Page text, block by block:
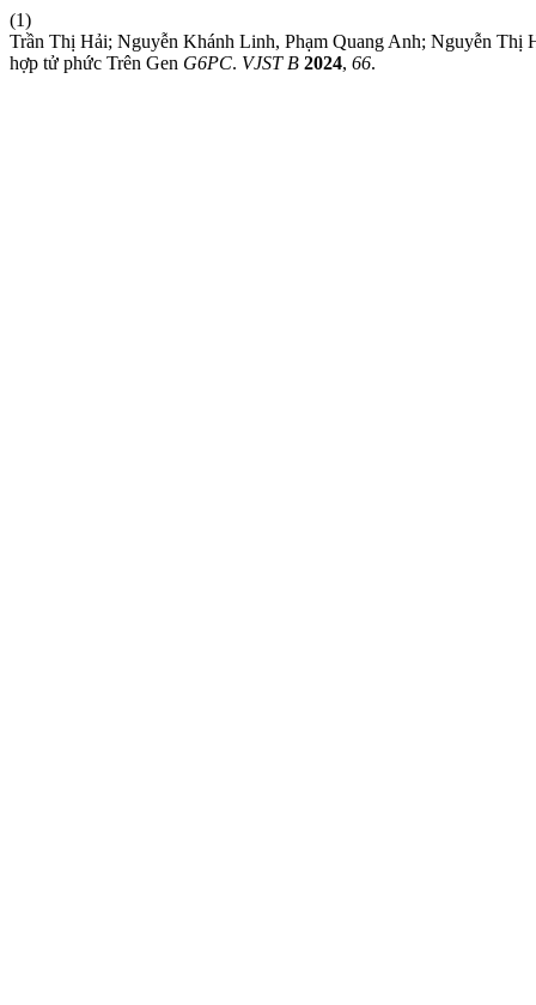
(1)
Trần Thị Hải; Nguyễn Khánh Linh, Phạm Quang Anh; Nguyễn
hợp tử phức Trên Gen G6PC. VJST B 2024, 66.